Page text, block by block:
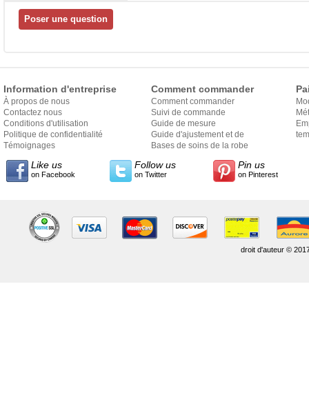
Information d'entreprise
À propos de nous
Contactez nous
Conditions d'utilisation
Politique de confidentialité
Témoignages
Comment commander
Comment commander
Suivi de commande
Guide de mesure
Guide d'ajustement et de
style
Bases de soins de la robe
Like us
on Facebook
Follow us
on Twitter
Pin us
on Pinterest
droit d'auteur ©